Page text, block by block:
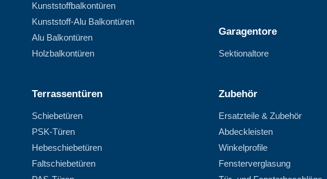
Kunststoffbalkontüren
Kunststoff-Alu Balkontüren
Alu Balkontüren
Holzbalkontüren
Terrassentüren
Schiebetüren
PSK-Türen
Hebeschiebetüren
Faltschiebetüren
Garagentore
Sektionaltore
Zubehör
Ersatzteile & Zubehör
Abdeckleisten
Winkelprofile
Fensterverglasung